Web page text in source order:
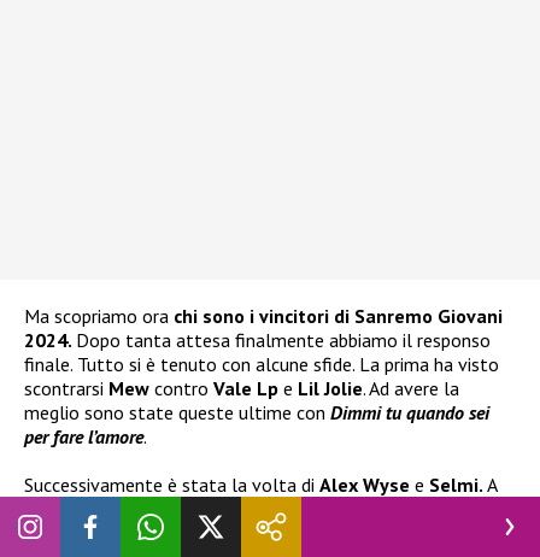
Ma scopriamo ora chi sono i vincitori di Sanremo Giovani
2024. Dopo tanta attesa finalmente abbiamo il responso
finale. Tutto si è tenuto con alcune sfide. La prima ha visto
scontrarsi Mew contro Vale Lp e Lil Jolie. Ad avere la
meglio sono state queste ultime con Dimmi tu quando sei
per fare l’amore.
Successivamente è stata la volta di Alex Wyse e Selmi. A
passare il turno è stato il primo con
interessante sfida tra Angelica Bove